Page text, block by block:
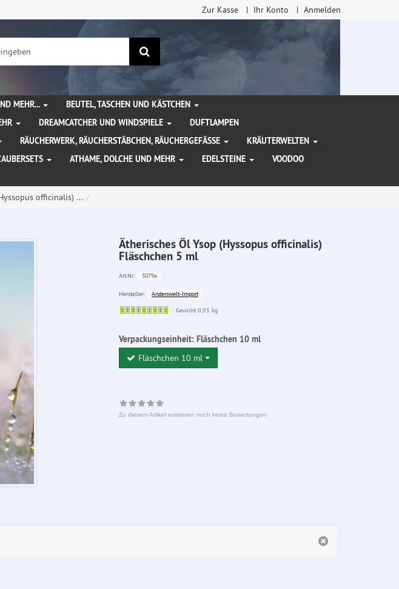
Zur Kasse Ihr Konto Anmelden
Suchen
MEHR...
BEUTEL, TASCHEN UND KÄSTCHEN
DREAMCATCHER UND WINDSPIELE
DUFTLAMPEN
RÄUCHERWERK, RÄUCHERSTÄBCHEN, RÄUCHERGEFÄSSE
KRÄUTERWELTEN
ATHAME, DOLCHE UND MEHR EDELSTEINE
VOODOO
officinalis) ...
Ätherisches Öl Ysop (Hyssopus officinalis)
Fläschchen 5 ml
Art.Nr.: 3079a
Hersteller:
Anderswelt-Import
Sofort
Gewicht 0,05 kg
Verpackungseinheit: Fläschchen 10 ml
Fläschchen 10 ml
Zu diesem Artikel existieren noch keine Bewertungen